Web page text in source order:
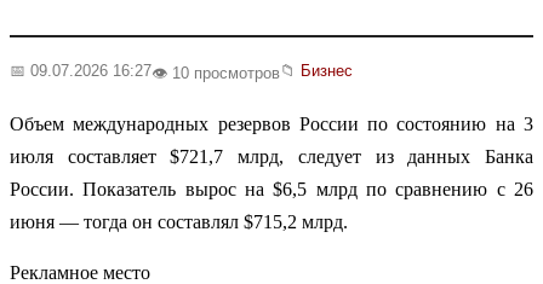
📅 09.07.2026 16:27👁️ 10 просмотров📁 Бизнес
Объем международных резервов России по состоянию на 3
июля составляет $721,7 млрд, следует из данных Банка
России. Показатель вырос на $6,5 млрд по сравнению с 26
июня — тогда он составлял $715,2 млрд.
Рекламное место